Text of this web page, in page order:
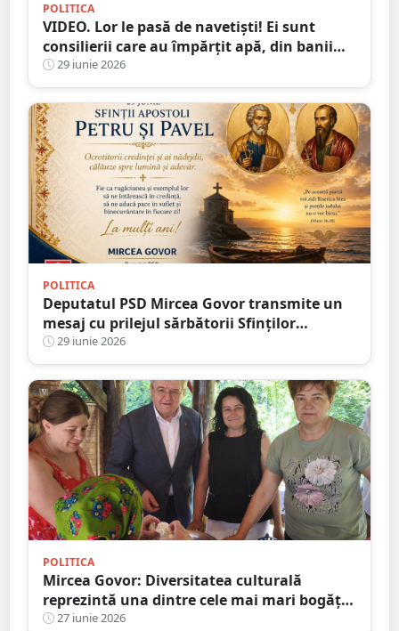
POLITICA
VIDEO. Lor le pasă de navetiști! Ei sunt
consilierii care au împărțit apă, din banii
lor, pe Cod Roșu, în Satu Mare
29 iunie 2026
POLITICA
Deputatul PSD Mircea Govor transmite un
mesaj cu prilejul sărbătorii Sfinților
Apostoli Petru și Pavel
29 iunie 2026
POLITICA
Mircea Govor: Diversitatea culturală
reprezintă una dintre cele mai mari bogății
ale județului Satu Mare
27 iunie 2026